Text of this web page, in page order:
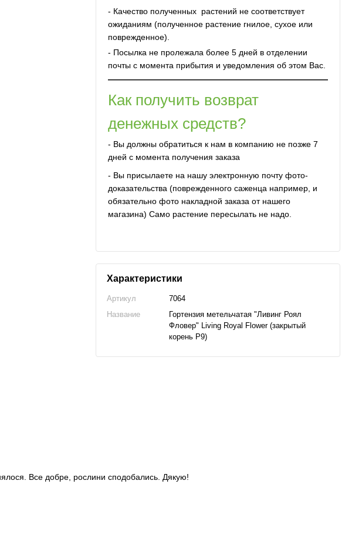
- Качество полученных растений не соответствует
ожиданиям (полученное растение гнилое, сухое или
поврежденное).
- Посылка не пролежала более 5 дней в отделении
почты с момента прибытия и уведомления об этом Вас.
Как получить возврат
денежных средств?
- Вы должны обратиться к нам в компанию не позже 7
дней с момента получения заказа
- Вы присылаете на нашу электронную почту фото-
доказательства (поврежденного саженца например, и
обязательно фото накладной заказа от нашего
магазина) Само растение пересылать не надо.
Характеристики
Артикул
7064
Название
Гортензия метельчатая "Ливинг Роял
Фловер" Living Royal Flower (закрытый
корень Р9)
Все добре, рослини сподобались. Дякую!